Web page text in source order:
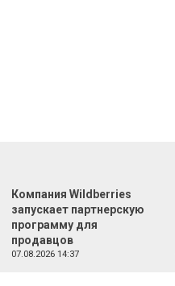
Компания Wildberries
запускает партнерскую
программу для
продавцов
07.08.2026 14:37